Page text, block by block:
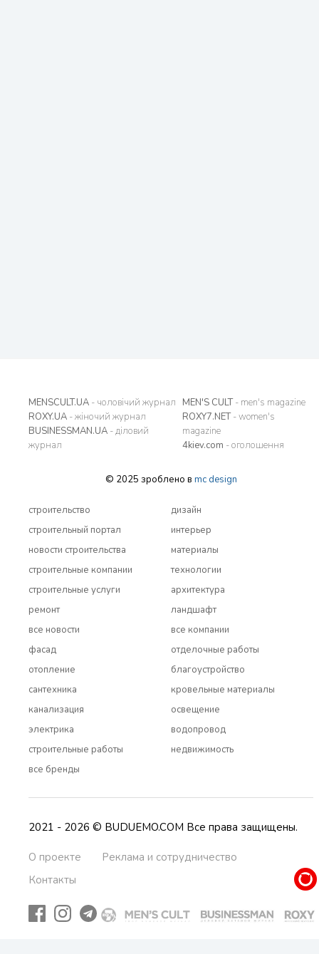
MENSCULT.UA - чоловічий журнал
ROXY.UA - жіночий журнал
BUSINESSMAN.UA - діловий
журнал
MEN'S CULT- men's magazine
ROXY7.NET- women's
magazine
4kiev.com - оголошення
© 2025 зроблено в mc design
строительство
строительный портал
новости строительства
строительные компании
строительные услуги
ремонт
все новости
дизайн
интерьер
материалы
технологии
архитектура
ландшафт
все компании
фасад
отопление
сантехника
канализация
электрика
строительные работы
все бренды
отделочные работы
благоустройство
кровельные материалы
освещение
водопровод
недвижимость
2021 - 2026 © BUDUEMO.COM Все права защищены.
О проекте
Реклама и сотрудничество
Контакты